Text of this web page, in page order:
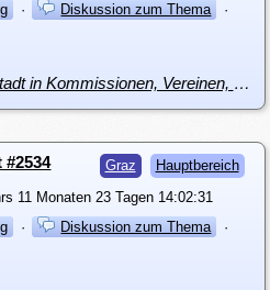
· Diskussion zum Thema
·
i5450: 15.) Vertretung der Stadt in Kommissionen, Vereinen, wirtschaftlichen Unternehmungen Änderungen
Graz Hauptbereich
11 Monaten 23 Tagen 14:02:31
· Diskussion zum Thema
·